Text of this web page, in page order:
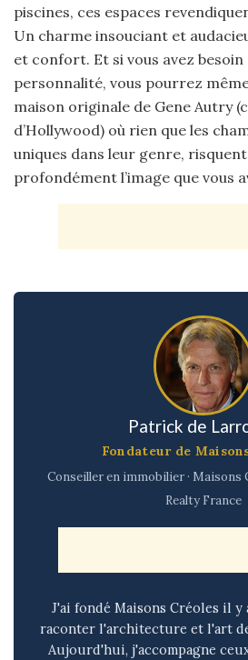
piscines, ces espaces
Un charme insouciant et
et confort. Et si vous avez besoin
personnalité, vous pourrez
maison originale de Gene Autry
d’Hollywood) où rien que les
uniques dans leur genre,
profondément l’image que vous
Patrick de
Fondateur de
Conseiller en immobilier · Maisons
Realty France
J'ai fondé Maisons Créoles il
raconter l'architecture et l'art
Aujourd'hui, j'accompagne